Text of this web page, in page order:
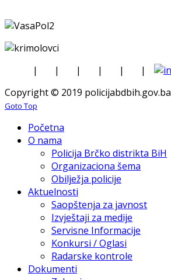
| | | | |
|
Copyright © 2019 policijabdbih.gov.ba
Goto Top
Početna
O nama
Policija Brčko distrikta BiH
Organizaciona šema
Obilježja policije
Aktuelnosti
Saopštenja za javnost
Izvještaji za medije
Servisne Informacije
Konkursi / Oglasi
Radarske kontrole
Dokumenti